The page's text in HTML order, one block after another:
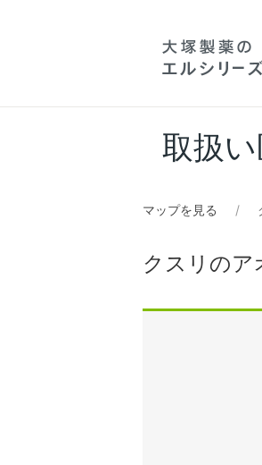
取扱
マップを見る
クスリのア